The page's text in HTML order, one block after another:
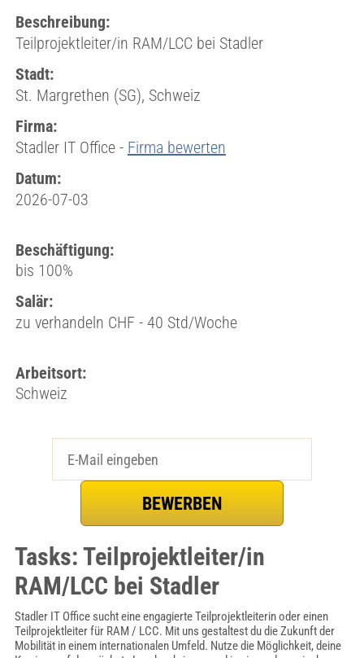
Beschreibung:
Teilprojektleiter/in RAM/LCC bei Stadler
Stadt:
St. Margrethen (SG), Schweiz
Firma:
Stadler IT Office - Firma bewerten
Datum:
2026-07-03
Beschäftigung:
bis 100%
Salär:
zu verhandeln CHF - 40 Std/Woche
Arbeitsort:
Schweiz
Tasks: Teilprojektleiter/in
RAM/LCC bei Stadler
Stadler IT Office sucht eine engagierte Teilprojektleiterin oder einen
Teilprojektleiter für RAM / LCC. Mit uns gestaltest du die Zukunft der
Mobilität in einem internationalen Umfeld. Nutze die Möglichkeit, deine